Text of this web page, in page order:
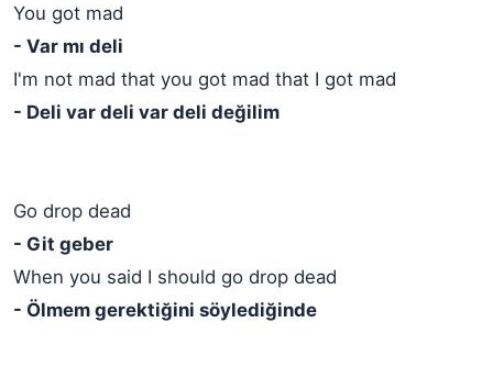
You got mad
- Var mı deli
I'm not mad that you got mad that I got mad
- Deli var deli var deli değilim
Go drop dead
- Git geber
When you said I should go drop dead
- Ölmem gerektiğini söylediğinde